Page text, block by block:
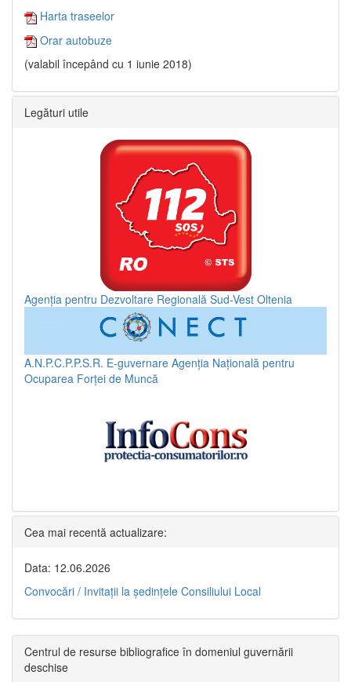
Harta traseelor
Orar autobuze
(valabil începând cu 1 iunie 2018)
Legături utile
Agenția pentru Dezvoltare Regională Sud-Vest Oltenia
A.N.P.C.P.P.S.R. E-guvernare Agenția Națională pentru
Ocuparea Forței de Muncă
Cea mai recentă actualizare:
Data: 12.06.2026
Convocări / Invitaţii la şedinţele Consiliului Local
Centrul de resurse bibliografice în domeniul guvernării
deschise